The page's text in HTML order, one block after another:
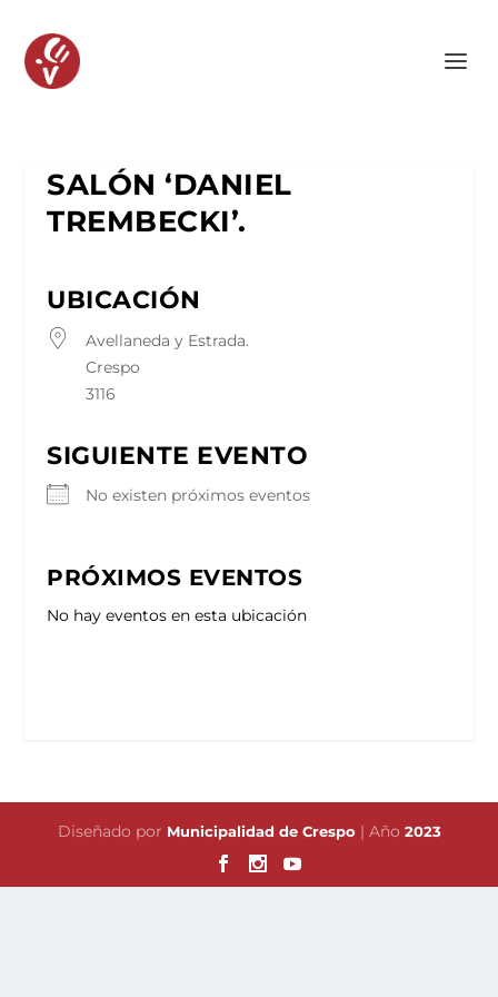
SALÓN ‘DANIEL
TREMBECKI’.
UBICACIÓN
Avellaneda y Estrada.
Crespo
3116
SIGUIENTE EVENTO
No existen próximos eventos
PRÓXIMOS EVENTOS
No hay eventos en esta ubicación
Diseñado por Municipalidad de Crespo | Año 2023